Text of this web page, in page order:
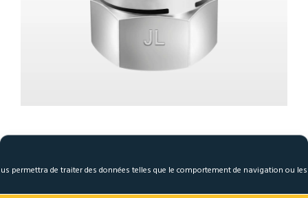
permettra de traiter des données telles que le comportement de navigation ou
Die Nutzen